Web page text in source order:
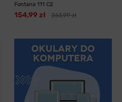
Fontana 111 C2
154,99 zł 263,99 zł